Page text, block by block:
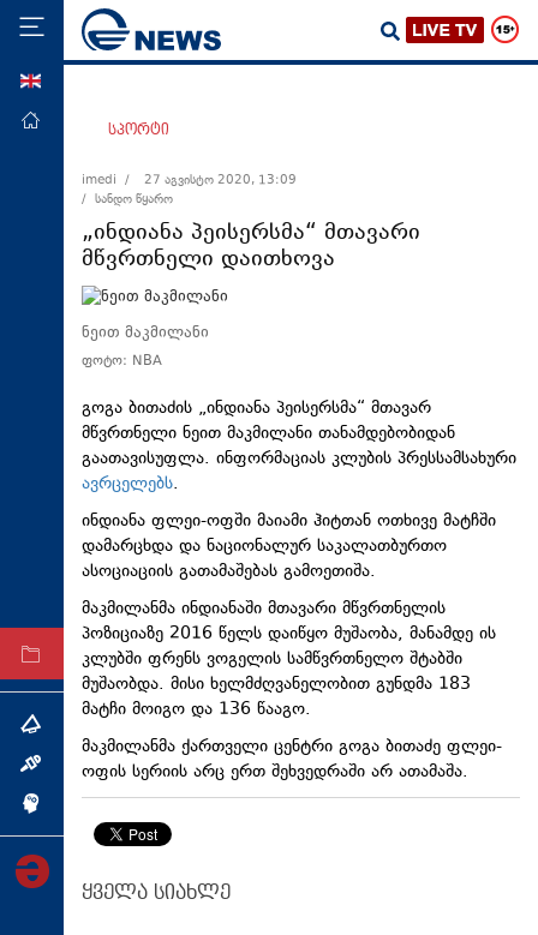
მთავარი
ეკონომიკა
მსოფლიო
სამართალი
რეგიონი
კულტურა
სპორტი
ტექნოლოგიები
ტაბლოიდი
არქივი
ინტერვიუ
სპორტი
imedi /
27 აგვისტო 2020, 13:09
/ სანდო წყარო
„ინდიანა პეისერსმა“ მთავარი
მწვრთნელი დაითხოვა
ნეით მაკმილანი
ფოტო: NBA
გოგა ბითაძის „ინდიანა პეისერსმა“ მთავარ
მწვრთნელი ნეით მაკმილანი თანამდებობიდან
გაათავისუფლა. ინფორმაციას კლუბის პრესსამსახური
ავრცელებს.
ინდიანა ფლეი-ოფში მაიამი ჰიტთან ოთხივე მატჩში
დამარცხდა და ნაციონალურ საკალათბურთო
ასოციაციის გათამაშებას გამოეთიშა.
მაკმილანმა ინდიანაში მთავარი მწვრთნელის
პოზიციაზე 2016 წელს დაიწყო მუშაობა, მანამდე ის
კლუბში ფრენს ვოგელის სამწვრთნელო შტაბში
მუშაობდა. მისი ხელმძღვანელობით გუნდმა 183
მატჩი მოიგო და 136 წააგო.
მაკმილანმა ქართველი ცენტრი გოგა ბითაძე ფლეი-
ოფის სერიის არც ერთ შეხვედრაში არ ათამაშა.
ყველა სიახლე